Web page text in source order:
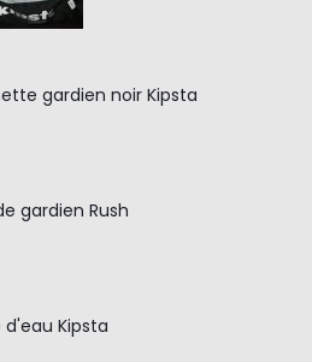
gardien noir Kipsta
gardien Rush
d'eau Kipsta